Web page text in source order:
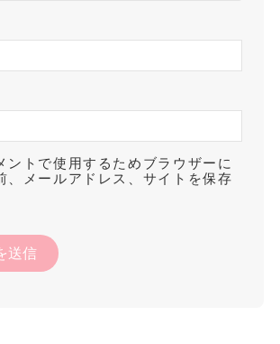
ントで使用するためブラウザーに
、メールアドレス、サイトを保存